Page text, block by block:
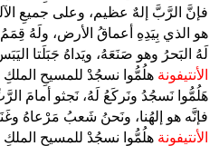
فإنَّ الرَّبَّ إلهٌ عظيم، وعلى جميعِ
هو الذي بِيَدِهِ أعماقُ الأرض، ولَهُ قِمَمُ
لَهُ البَحرُ وهو صَنَعَهُ، ويَداهُ جَبَلَتا
الأنتيفونة هلُمُّوا نسجُدْ للمسيحِ
هَلُمُّوا نَسجُدُ ونَركَعُ لَهُ، نَجثو أمامَ
فإنَّه هو إلهُنا، ونَحنُ شَعبُ مَرْعاهُ
الأنتيفونة هلُمُّوا نسجُدْ للمسيحِ